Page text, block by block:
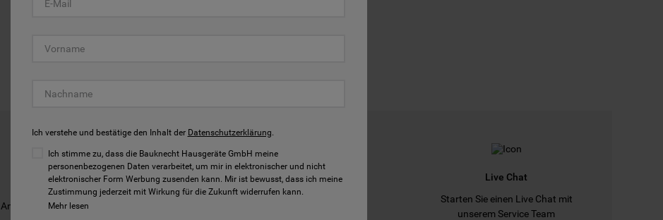
Bedienungsanleitungen
Anleitungen finden und herunterladen
Kontakt
Live Chat
Starten Sie einen Live Chat mit
unserem Service Team
Ich verstehe und bestätige den Inhalt der Datenschutzerklärung.
Ich stimme zu, dass die Bauknecht Hausgeräte GmbH meine
personenbezogenen Daten verarbeitet, um mir in elektronischer und nicht
elektronischer Form Werbung zusenden kann. Mir ist bewusst, dass ich meine
Zustimmung jederzeit mit Wirkung für die Zukunft widerrufen kann.
Mehr lesen